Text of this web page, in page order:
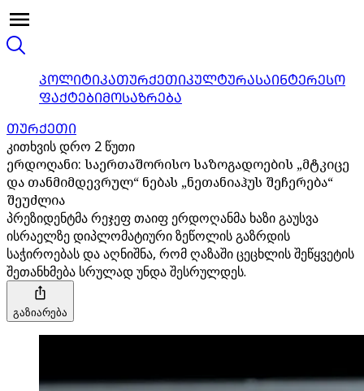
ᲞᲝᲚᲘᲢᲘᲙᲐᲗᲣᲠᲥᲔᲗᲘᲙᲣᲚᲢᲣᲠᲐᲡᲐᲘᲜᲢᲔᲠᲔᲡᲝ
ᲤᲐᲥᲢᲔᲑᲘᲛᲝᲡᲐᲖᲠᲔᲑᲐ
ᲗᲣᲠᲥᲔᲗᲘ
კითხვის დრო 2 წუთი
ერდოღანი: საერთაშორისო საზოგადოების „მტკიცე
და თანმიმდევრულ“ ნებას „ნეთანიაჰუს შეჩერება“
შეუძლია
პრეზიდენტმა რეჯეფ თაიფ ერდოღანმა ხაზი გაუსვა
ისრაელზე დიპლომატიური ზეწოლის გაზრდის
საჭიროებას და აღნიშნა, რომ ღაზაში ცეცხლის შეწყვეტის
შეთანხმება სრულად უნდა შესრულდეს.
გაზიარება